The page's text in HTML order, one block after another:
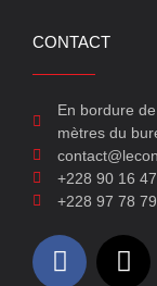
CONTACT
En bordure
mètres du
+228 90 16
+228 97 78